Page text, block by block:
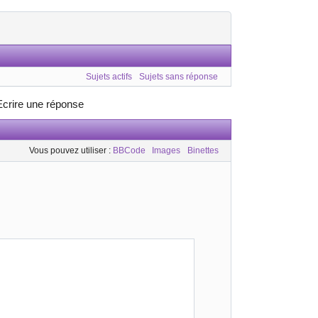
Sujets actifs Sujets sans réponse
une réponse
Vous pouvez utiliser : BBCode Images Binettes